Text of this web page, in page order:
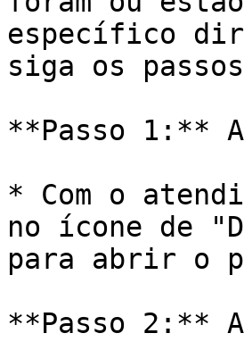
específico
siga os
**Passo 1:**
* Com o
no ícone de
para abrir o
**Passo 2:**